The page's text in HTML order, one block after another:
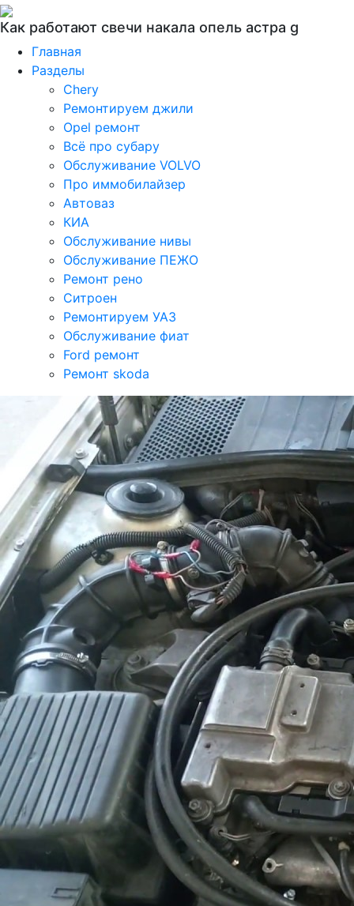
Как работают свечи накала опель астра g
Главная
Разделы
Chery
Ремонтируем джили
Opel ремонт
Всё про субару
Обслуживание VOLVO
Про иммобилайзер
Автоваз
КИА
Обслуживание нивы
Обслуживание ПЕЖО
Ремонт рено
Ситроен
Ремонтируем УАЗ
Обслуживание фиат
Ford ремонт
Ремонт skoda